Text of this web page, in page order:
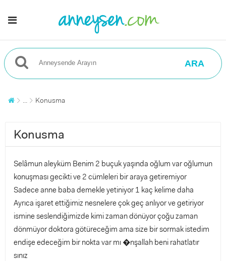
ARA
... Konusma
Konusma
Selâmun aleyküm Benim 2 buçuk yaşında oğlum var oğlumun
konuşması gecikti ve 2 cümleleri bir araya getiremiyor
Sadece anne baba demekle yetiniyor 1 kaç kelime daha
Ayrıca işaret ettiğimiz nesnelere çok geç anlıyor ve getiriyor
ismine seslendiğimizde kimi zaman dönüyor çoğu zaman
dönmüyor doktora götüreceğim ama size bir sormak istedim
endişe edeceğim bir nokta var mı �nşallah beni rahatlatır
sınız